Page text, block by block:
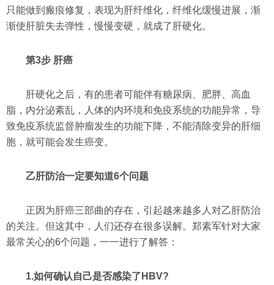
只能做到瘢痕修复，表现为肝纤维化，纤维化缓慢进展，渐
渐使肝脏失去弹性，慢慢变硬，就成了肝硬化。
第3步 肝癌
肝硬化之后，有的患者可能伴有糖尿病、肥胖、高血
脂，内分泌紊乱，人体的内环境和免疫系统的功能异常，导
致免疫系统监督肿瘤发生的功能下降，不能清除变异的肝细
胞，就可能会发生癌变。
乙肝防治一定要知道6个问题
正因为肝癌三部曲的存在，引起越来越多人对乙肝防治
的关注。但这其中，人们还存在很多误解。郑素军针对大家
最常关心的6个问题，一一进行了解答：
1.如何确认自己是否感染了HBV?